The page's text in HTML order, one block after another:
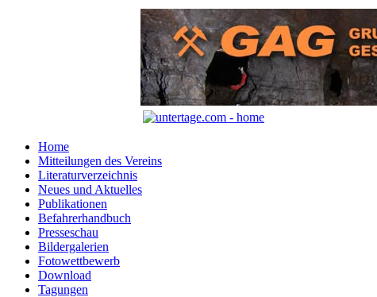
Home
Mitteilungen des Vereins
Literaturverzeichnis
Neues und Aktuelles
Publikationen
Befahrerhandbuch
Presseschau
Bildergalerien
Fotowettbewerb
Download
Tagungen